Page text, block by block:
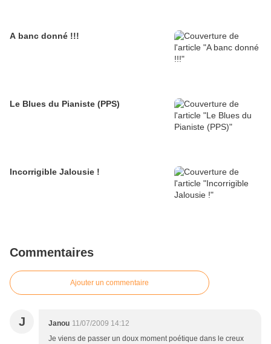
A banc donné !!!
Le Blues du Pianiste (PPS)
Incorrigible Jalousie !
Commentaires
Ajouter un commentaire
J Janou 11/07/2009 14:12
Je viens de passer un doux moment poétique dans le creux